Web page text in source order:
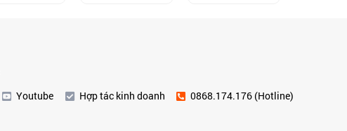
Youtube Hợp tác kinh doanh
0868.174.176 (Hotline)